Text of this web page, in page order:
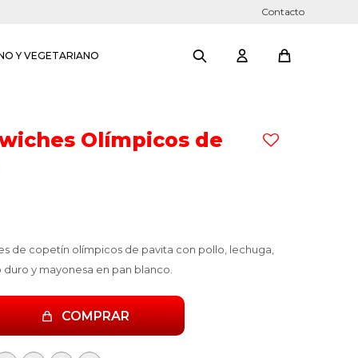
Y VEGETARIANO
Contacto
Olímpicos de
de copetín olímpicos de pavita con pollo, lechuga,
y mayonesa en pan blanco.
COMPRAR